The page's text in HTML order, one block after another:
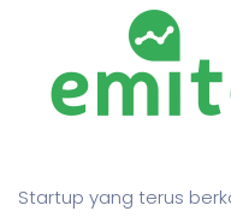
Startup yang terus